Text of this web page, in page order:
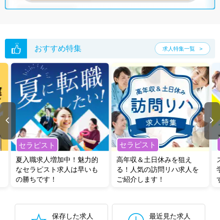
おすすめ特集 求人特集一覧
セラピスト
夏入職求人増加中！魅力的
なセラピスト求人は早いも
の勝ちです！
セラピスト
高年収＆土日休みを狙え
る！人気の訪問リハ求人を
ご紹介します！
保存した求人
最近見た求人